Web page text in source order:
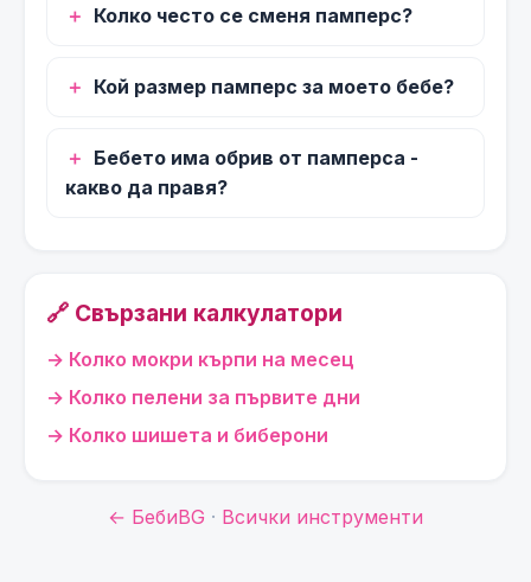
Колко често се сменя памперс?
Кой размер памперс за моето бебе?
Бебето има обрив от памперса -
какво да правя?
🔗 Свързани калкулатори
Колко мокри кърпи на месец
Колко пелени за първите дни
Колко шишета и биберони
← БебиBG · Всички инструменти